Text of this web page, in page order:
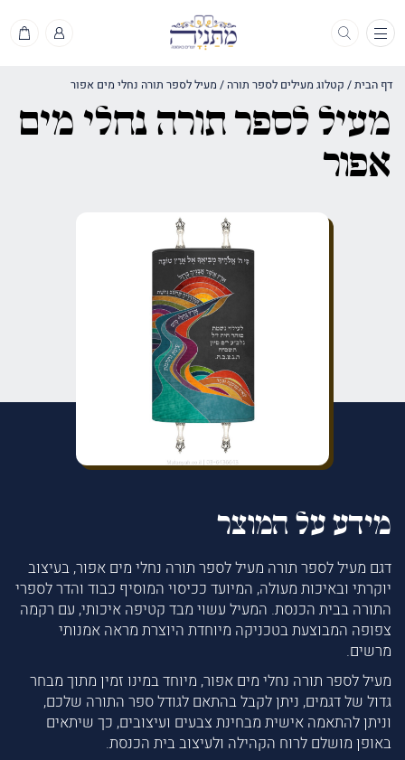
תפריט
דף הבית/ קטלוג מעילים לספר תורה / מעיל לספר תורה נחלי מים אפור
מעיל לספר תורה נחלי מים
אפור
מידע על המוצר
דגם מעיל לספר תורה מעיל לספר תורה נחלי מים אפור, בעיצוב
יוקרתי ובאיכות מעולה, המיועד ככיסוי המוסיף כבוד והדר לספרי
התורה בבית הכנסת. המעיל עשוי מבד קטיפה איכותי, עם רקמה
צפופה המבוצעת בטכניקה מיוחדת היוצרת מראה אמנותי
מרשים.
מעיל לספר תורה נחלי מים אפור, מיוחד במינו זמין מתוך מבחר
גדול של דגמים, ניתן לקבל בהתאם לגודל ספר התורה שלכם,
וניתן להתאמה אישית מבחינת צבעים ועיצובים, כך שיתאים
באופן מושלם לרוח הקהילה ולעיצוב בית הכנסת.